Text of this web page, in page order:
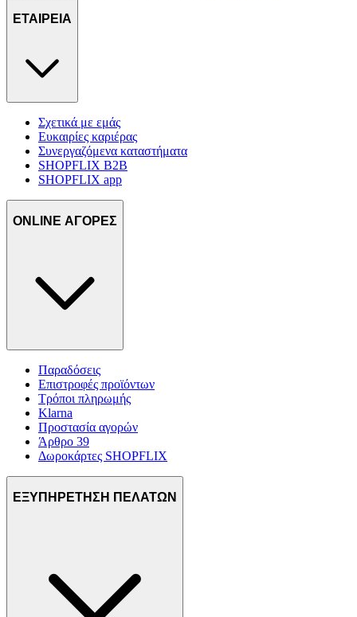
ΕΤΑΙΡΕΙΑ
Σχετικά με εμάς
Ευκαιρίες καριέρας
Συνεργαζόμενα καταστήματα
SHOPFLIX B2B
SHOPFLIX app
ONLINE ΑΓΟΡΕΣ
Παραδόσεις
Επιστροφές προϊόντων
Τρόποι πληρωμής
Klarna
Προστασία αγορών
Άρθρο 39
Δωροκάρτες SHOPFLIX
ΕΞΥΠΗΡΕΤΗΣΗ ΠΕΛΑΤΩΝ